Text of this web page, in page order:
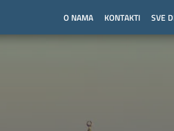
O NAMA KONTAKTI SVE